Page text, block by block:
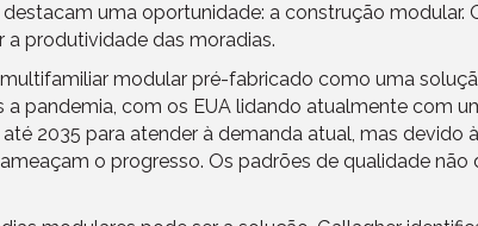
uma oportunidade: a construção
produtividade das moradias.
modular pré-fabricado como uma
pandemia, com os EUA lidando atualmente com
2035 para atender à demanda atual, mas devido
o progresso. Os padrões de qualidade não